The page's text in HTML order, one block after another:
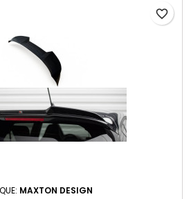
MAXTON DESIGN
favorite_border